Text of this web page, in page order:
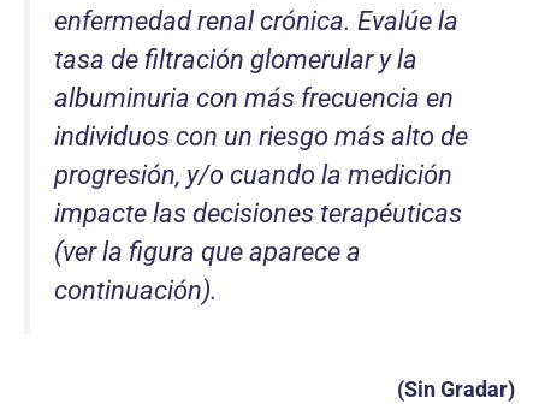
enfermedad renal crónica. Evalúe la
tasa de filtración glomerular y la
albuminuria con más frecuencia en
individuos con un riesgo más alto de
progresión, y/o cuando la medición
impacte las decisiones terapéuticas
(ver la figura que aparece a
continuación).
(Sin Gradar)